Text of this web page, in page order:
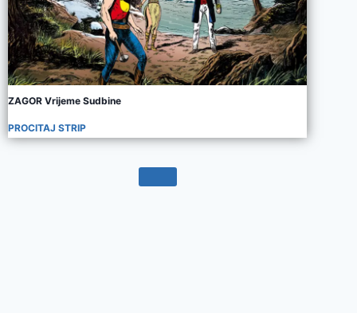
ZAGOR Vrijeme Sudbine
PROCITAJ STRIP